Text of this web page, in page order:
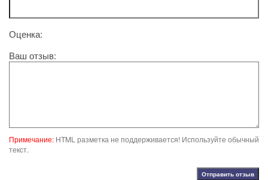
Оценка:
Ваш отзыв:
Примечание: HTML разметка не поддерживается! Используйте обычный
текст.
Отправить отзыв